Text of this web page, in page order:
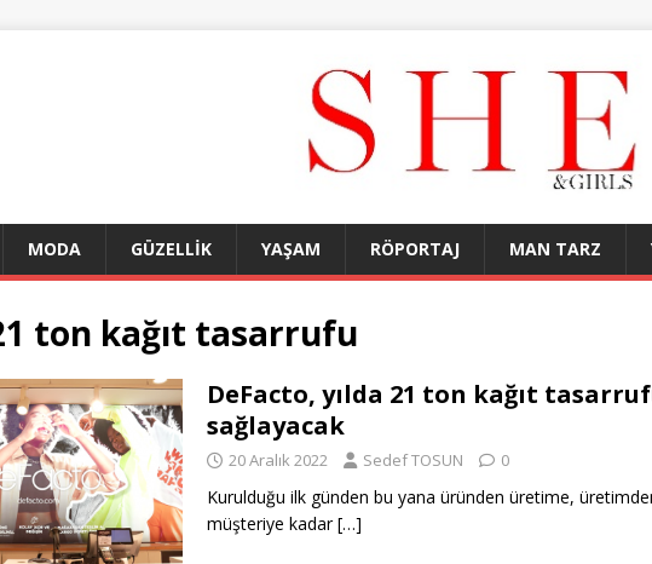
MODA GÜZELLİK YAŞAM RÖPORTAJ MAN TARZ
ton kağıt tasarrufu
DeFacto, yılda 21 ton kağıt
sağlayacak
20 Aralık 2022 Sedef TOSUN 0
Kurulduğu ilk günden bu yana üründen üretime,
müşteriye kadar[…]